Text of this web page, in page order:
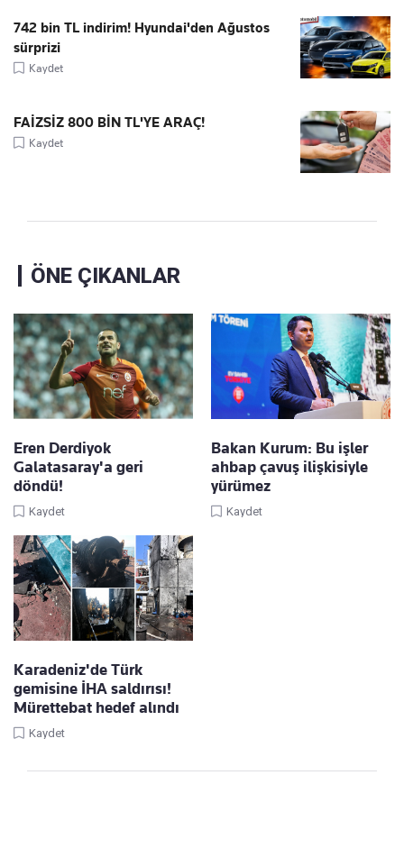
742 bin TL indirim! Hyundai'den Ağustos
sürprizi
Kaydet
FAİZSİZ 800 BİN TL'YE ARAÇ!
Kaydet
ÖNE ÇIKANLAR
Eren Derdiyok
Galatasaray'a geri
döndü!
Kaydet
Bakan Kurum: Bu işler
ahbap çavuş ilişkisiyle
yürümez
Kaydet
Karadeniz'de Türk
gemisine İHA saldırısı!
Mürettebat hedef alındı
Kaydet